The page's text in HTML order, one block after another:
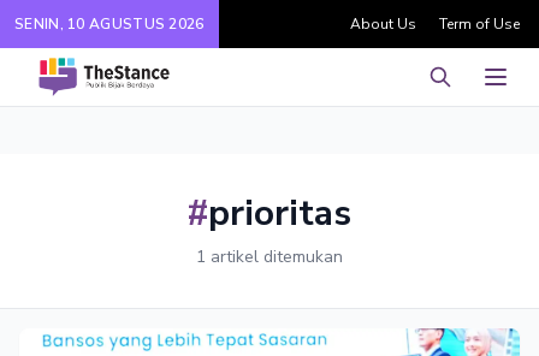
SENIN, 10 AGUSTUS 2026 About Us Term of Use
Pencarian
#prioritas
1 artikel ditemukan